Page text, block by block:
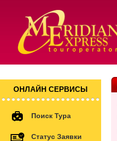
ОНЛАЙН СЕРВИСЫ
Поиск Тура
Статус Заявки